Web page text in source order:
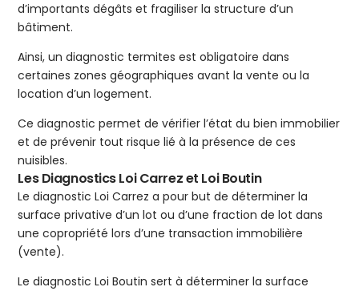
d’importants dégâts et fragiliser la structure d’un
bâtiment.
Ainsi, un diagnostic termites est obligatoire dans
certaines zones géographiques avant la vente ou la
location d’un logement.
Ce diagnostic permet de vérifier l’état du bien immobilier
et de prévenir tout risque lié à la présence de ces
nuisibles.
Les Diagnostics Loi Carrez et Loi Boutin
Le diagnostic Loi Carrez a pour but de déterminer la
surface privative d’un lot ou d’une fraction de lot dans
une copropriété lors d’une transaction immobilière
(vente).
Le diagnostic Loi Boutin sert à déterminer la surface